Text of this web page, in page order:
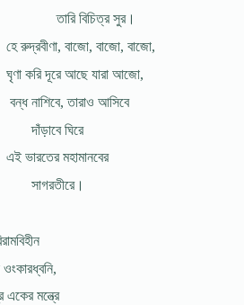
তারি বিচিত্র সুর।
হে রুদ্রবীণা, বাজো, বাজো, বাজো,
ঘৃণা করি দূরে আছে যারা আজো,
বন্ধ নাশিবে, তারাও আসিবে
দাঁড়াবে ঘিরে
এই ভারতের মহামানবের
সাগরতীরে।
ওংকারধ্বনি,
একের মন্ত্রে